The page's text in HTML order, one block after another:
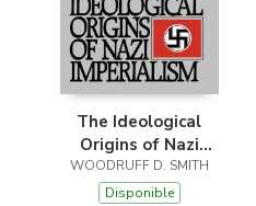
The Ideological
Origins of Nazi
Imperialism
WOODRUFF D. SMITH
Disponible